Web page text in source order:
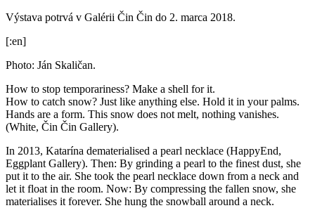
Výstava potrvá v Galérii Čin Čin do 2. marca 2018.
[:en]
Photo: Ján Skaličan.
How to stop temporariness? Make a shell for it.
How to catch snow? Just like anything else. Hold it in your palms.
Hands are a form. This snow does not melt, nothing vanishes.
(White, Čin Čin Gallery).
In 2013, Katarína dematerialised a pearl necklace (HappyEnd,
Eggplant Gallery). Then: By grinding a pearl to the finest dust, she
put it to the air. She took the pearl necklace down from a neck and
let it float in the room. Now: By compressing the fallen snow, she
materialises it forever. She hung the snowball around a neck.